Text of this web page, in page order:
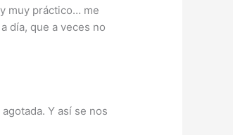
muy práctico… me
día, que a veces no
Y así se nos